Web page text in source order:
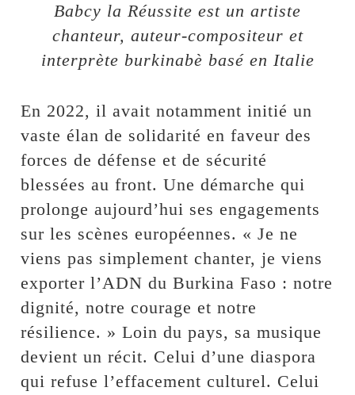
Babcy la Réussite est un artiste
chanteur, auteur-compositeur et
interprète burkinabè basé en Italie
En 2022, il avait notamment initié un
vaste élan de solidarité en faveur des
forces de défense et de sécurité
blessées au front. Une démarche qui
prolonge aujourd’hui ses engagements
sur les scènes européennes. « Je ne
viens pas simplement chanter, je viens
exporter l’ADN du Burkina Faso : notre
dignité, notre courage et notre
résilience. » Loin du pays, sa musique
devient un récit. Celui d’une diaspora
qui refuse l’effacement culturel. Celui